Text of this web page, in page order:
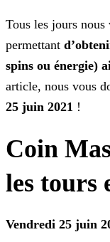
Tous les jours
permettant
spins ou énergie)
article, nous vous
25 juin 2021 !
Coin
les tours
Vendredi 25 juin